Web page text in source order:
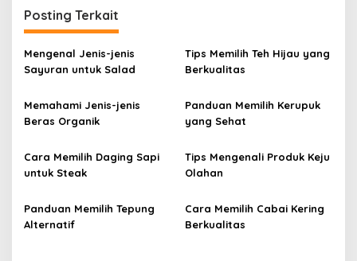
i
g
a
s
i
p
o
s
Posting Terkait
Mengenal Jenis-jenis
Sayuran untuk Salad
Tips Memilih Teh Hijau yang
Berkualitas
Memahami Jenis-jenis
Beras Organik
Panduan Memilih Kerupuk
yang Sehat
Cara Memilih Daging Sapi
untuk Steak
Tips Mengenali Produk Keju
Olahan
Panduan Memilih Tepung
Alternatif
Cara Memilih Cabai Kering
Berkualitas